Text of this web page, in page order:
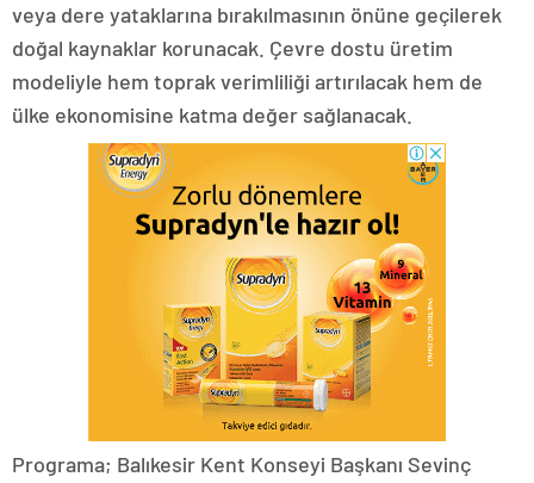
veya dere yataklarına bırakılmasının önüne geçilerek
doğal kaynaklar korunacak. Çevre dostu üretim
modeliyle hem toprak verimliliği artırılacak hem de
ülke ekonomisine katma değer sağlanacak.
Programa; Balıkesir Kent Konseyi Başkanı Sevinç